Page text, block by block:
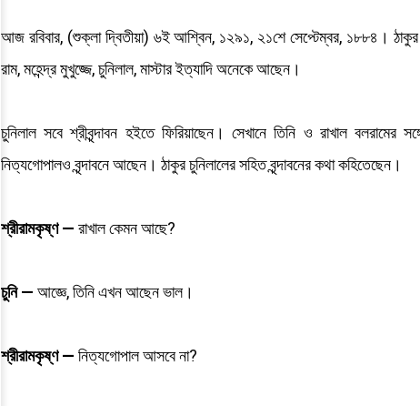
আজ রবিবার, (শুক্লা দ্বিতীয়া) ৬ই আশ্বিন, ১২৯১, ২১শে সেপ্টেম্বর, ১৮৮৪।
রাম, মহেন্দ্র মুখুজ্জে, চুনিলাল, মাস্টার ইত্যাদি অনেকে আছেন।
চুনিলাল সবে শ্রীবৃন্দাবন হইতে ফিরিয়াছেন। সেখানে তিনি ও রাখাল বলরামের
নিত্যগোপালও বৃন্দাবনে আছেন। ঠাকুর চুনিলালের সহিত বৃন্দাবনের কথা কহিতেছেন।
শ্রীরামকৃষ্ণ — রাখাল কেমন আছে?
চুনি — আজ্ঞে, তিনি এখন আছেন ভাল।
শ্রীরামকৃষ্ণ — নিত্যগোপাল আসবে না?